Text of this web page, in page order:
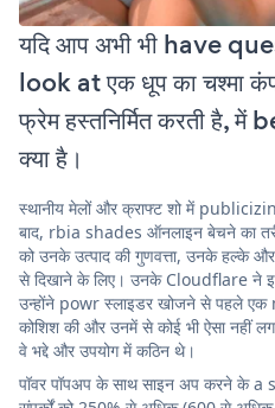
यदि आप अभी भी have
look at एक धूप का चश्मा
फ्रेम हस्तनिर्मित करती है,
क्या है।
स्थानीय मेलों और क्राफ्ट शो में
बाद, rbia shades ऑनलाइन बेचने का
को उनके उत्पाद की गुणवत्ता, उनके हल्के और
से दिखाने के लिए। उनके Cloudflare ने इसके
उन्होंने powr स्लाइडर खोजने से पहले
कोशिश की और उनमें से कोई भी ऐसा नहीं
वे भद्दे और उपयोग में कठिन थे।
पॉवर पॉपअप के साथ साइन अप करने के